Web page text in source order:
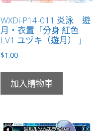
WXDi-P14-011 炎泳 遊
月・衣置「分身 紅色
LV1 ユヅキ（遊月） 」
$1.00
加入購物車